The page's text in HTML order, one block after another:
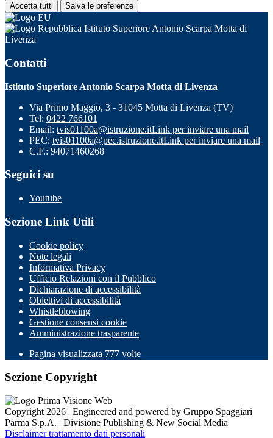
Accetta tutti Salva le preferenze
Istituto Superiore Antonio Scarpa Motta di
Livenza
Contatti
Istituto Superiore Antonio Scarpa Motta di Livenza
Via Primo Maggio, 3 - 31045 Motta di Livenza (TV)
Tel: 0422 766101
Email: tvis01100a@istruzione.itLink per inviare una mail
PEC: tvis01100a@pec.istruzione.itLink per inviare una mail
C.F.: 94071460268
Seguici su
Youtube
Sezione Link Utili
Cookie policy
Note legali
Informativa Privacy
Ufficio Relazioni con il Pubblico
Dichiarazione di accessibilità
Obiettivi di accessibilità
Whistleblowing
Gestione consensi cookie
Amministrazione trasparente
Pagina visualizzata 777 volte
Sezione Copyright
Copyright 2026 | Engineered and powered by Gruppo Spaggiari
Parma S.p.A. | Divisione Publishing & New Social Media
Disclaimer trattamento dati personali